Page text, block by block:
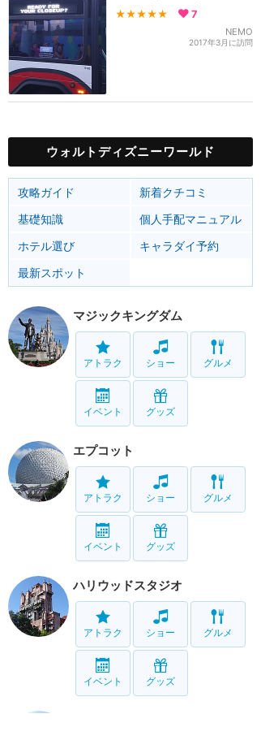
★★★★★ 7
NEMO
2017年3月に訪問
ウォルトディズニーワールド
攻略ガイド
新着クチコミ
基礎知識
個人手配マニュアル
ホテル選び
キャラダイ予約
最新スポット
マジックキングダム
アトラク ショー グルメ
イベント グッズ
エプコット
アトラク ショー グルメ
イベント グッズ
ハリウッドスタジオ
アトラク ショー グルメ
イベント グッズ